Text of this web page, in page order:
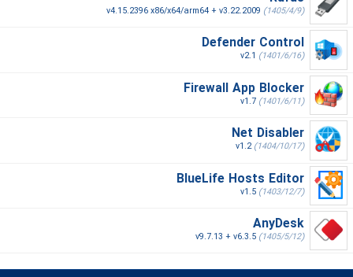
v4.15.2396 x86/x64/arm64 + v3.22.2009 (1405/4/9)
Defender Control
v2.1 (1401/6/16)
Firewall App Blocker
v1.7 (1401/6/11)
Net Disabler
v1.2(1404/10/17)
BlueLife Hosts Editor
v1.5 (1403/12/7)
AnyDesk
v9.7.13 + v6.3.5 (1405/5/12)